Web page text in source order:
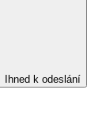
Ihned k odeslání